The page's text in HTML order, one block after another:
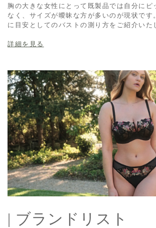
胸の大きな女性にとって既製品では自分にピ
なく、サイズが曖昧な方が多いのが現状です
に目安としてのバストの測り方をご紹介いた
詳細を見る
| ブランドリスト